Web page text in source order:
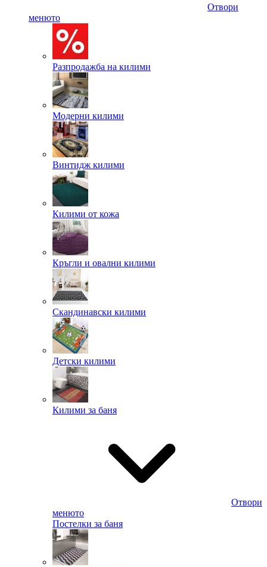
Отвори
менюто
Разпродажба на килими
Модерни килими
Винтидж килими
Килими от кожа
Кръгли и овални килими
Скандинавски килими
Детски килими
Килими за баня
Отвори
менюто
Постелки за баня